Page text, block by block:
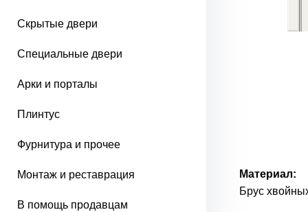
Скрытые двери
Специальные двери
Арки и порталы
Плинтус
Фурнитура и прочее
Монтаж и реставрация
В помощь продавцам
Материал:
Брус